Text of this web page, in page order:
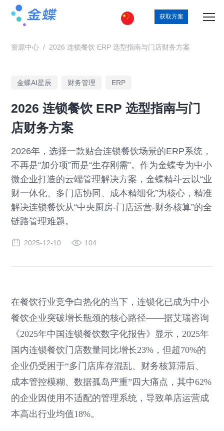
获取方案
资源中心 / 2026 连锁餐饮 ERP 选型指南与门店财务方案
金蝶AI星辰 财务管理 ERP
2026 连锁餐饮 ERP 选型指南与门
店财务方案
2026年，选择一款贴合连锁餐饮场景的ERP系统，
不再是“加分项”而是“生存刚需”。作为金蝶专为中小
微企业打造的云端管理解决方案，金蝶精斗云以“业
财一体化、多门店协同、成本精细化”为核心，精准
解决连锁餐饮从“中央厨房-门店运营-财务核算”的全
链路管理难题。
2025-12-10 104
在餐饮行业竞争白热化的当下，连锁化已成为中小
餐饮企业突破增长瓶颈的核心路径——据艾瑞咨询
《2025年中国连锁餐饮数字化报告》显示，2025年
国内连锁餐饮门店数量同比增长23%，但超70%的
企业仍受困于“多门店库存混乱、财务核算滞后、
成本管控模糊、数据孤岛严重”四大痛点，其中62%
的企业因使用不适配的管理系统，导致单店运营成
本高出行业均值18%。